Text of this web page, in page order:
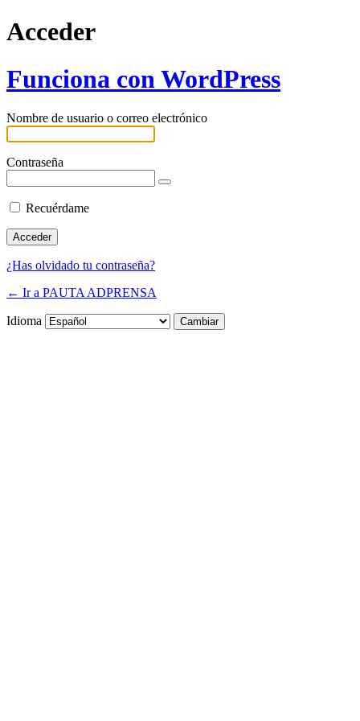
Acceder
Funciona con WordPress
Nombre de usuario o correo electrónico
Contraseña
Recuérdame
¿Has olvidado tu contraseña?
← Ir a PAUTA ADPRENSA
Idioma